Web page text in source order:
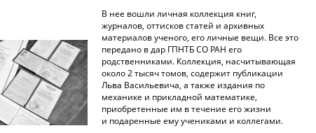
В нее вошли личная коллекция книг,
журналов, оттисков статей и архивных
материалов ученого, его личные вещи. Все это
передано в дар ГПНТБ СО РАН его
родственниками. Коллекция, насчитывающая
около 2 тысяч томов, содержит публикации
Льва Васильевича, а также издания по
механике и прикладной математике,
приобретенные им в течение его жизни
и подаренные ему учениками и коллегами.